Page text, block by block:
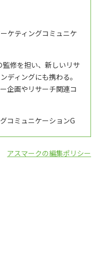
ティングコミュニケ
修を担い、新しいリサ
ディングにも携わる。
企画やリサーチ関連コ
コミュニケーションG
アスマークの編集ポリシー